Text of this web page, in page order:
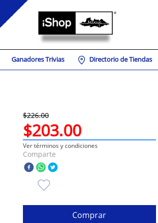
Ganadores Trivias Directorio de Tiendas
$226.00
$203.00
Ver términos y condiciones
Comparte
Comprar